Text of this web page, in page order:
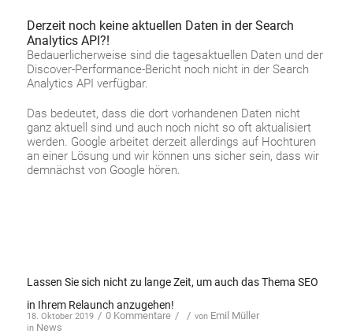
Derzeit noch keine aktuellen Daten in der Search
Analytics API?!
Bedauerlicherweise sind die tagesaktuellen Daten und der
Discover-Performance-Bericht noch nicht in der Search
Analytics API verfügbar.
Das bedeutet, dass die dort vorhandenen Daten nicht
ganz aktuell sind und auch noch nicht so oft aktualisiert
werden. Google arbeitet derzeit allerdings auf Hochturen
an einer Lösung und wir können uns sicher sein, dass wir
demnächst von Google hören.
Lassen Sie sich nicht zu lange Zeit, um auch das Thema SEO
in Ihrem Relaunch anzugehen!
18. Oktober 2019 / 0 Kommentare /
in News
/ von Emil Müller